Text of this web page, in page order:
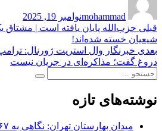
mohammadدر
نوامبر 19, 2025
راهبری
نوشته
قبلی نوشته
قبلی:
حزب‌الله پایان یافته است | مشتاق
شیعیان خسته شده‌اند!
بعدی نوشته
بعدی:
خبرنگار وال استریت ژورنال:
دروغ گفت؛ مذاکره‌ای در جریان نیست
جستجو
جستجو
نوشته‌های تازه